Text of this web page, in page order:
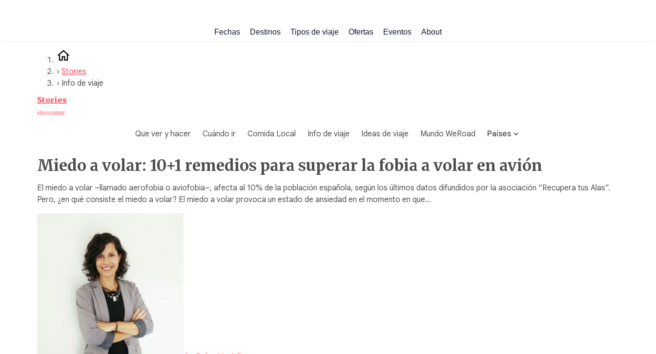
Fechas Destinos Tipos de viaje Ofertas Eventos About
› Stories
› Info de viaje
Stories
A blog by WeRoad
Que ver y hacer Cuándo ir Comida Local Info de viaje Ideas de viaje Mundo WeRoad Países
Miedo a volar: 10+1 remedios para superar la fobia a volar en avión
El miedo a volar –llamado aerofobia o aviofobia–, afecta al 10% de la población española, según los últimos datos difundidos por la asociación “Recupera tus Alas”.
Pero, ¿en qué consiste el miedo a volar? El miedo a volar provoca un estado de ansiedad en el momento en que…